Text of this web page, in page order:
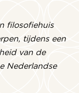
filosofiehuis
tijdens een
van de
Nederlandse